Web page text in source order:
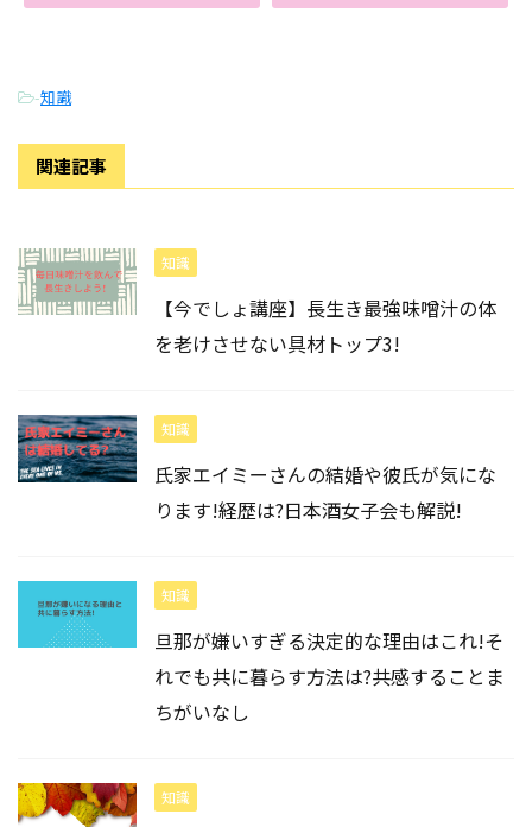
-知識
関連記事
知識
【今でしょ講座】長生き最強味噌汁の体
を老けさせない具材トップ3!
知識
氏家エイミーさんの結婚や彼氏が気にな
ります!経歴は?日本酒女子会も解説!
知識
旦那が嫌いすぎる決定的な理由はこれ!そ
れでも共に暮らす方法は?共感することま
ちがいなし
知識